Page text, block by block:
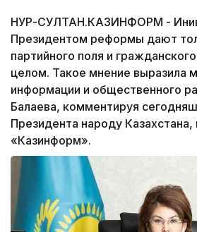
НУР-СУЛТАН.КАЗИНФОРМ -
Президентом реформы дают
партийного поля и
целом. Такое мнение выразила
информации и общественного
Балаева, комментируя
Президента народу
«Казинформ».